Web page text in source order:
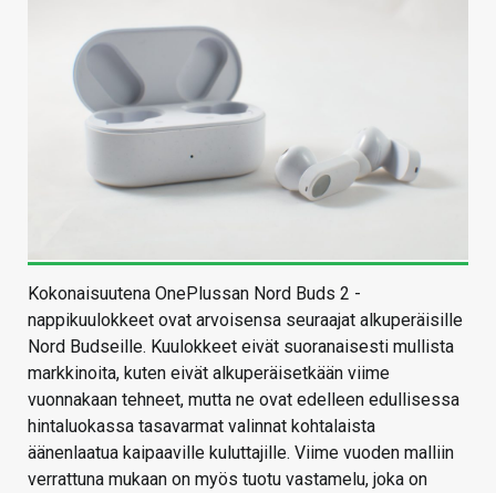
Kokonaisuutena OnePlussan Nord Buds 2 -
nappikuulokkeet ovat arvoisensa seuraajat alkuperäisille
Nord Budseille. Kuulokkeet eivät suoranaisesti mullista
markkinoita, kuten eivät alkuperäisetkään viime
vuonnakaan tehneet, mutta ne ovat edelleen edullisessa
hintaluokassa tasavarmat valinnat kohtalaista
äänenlaatua kaipaaville kuluttajille. Viime vuoden malliin
verrattuna mukaan on myös tuotu vastamelu, joka on